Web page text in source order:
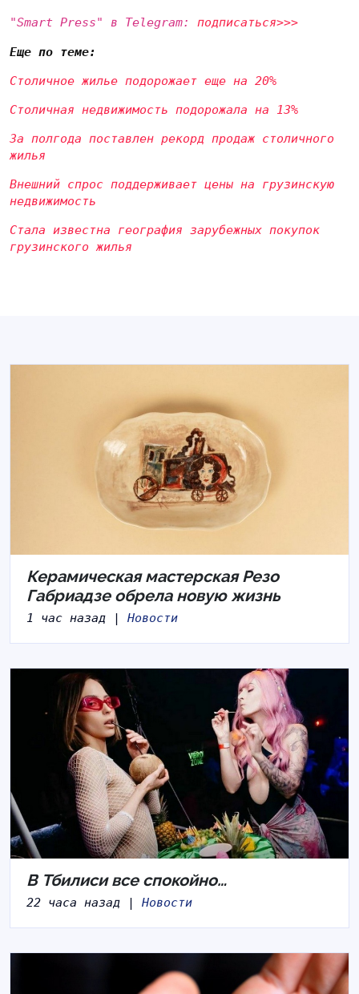
"Smart Press" в Telegram: подписаться>>>
Еще по теме:
Столичное жилье подорожает еще на 20%
Столичная недвижимость подорожала на 13%
За полгода поставлен рекорд продаж столичного
жилья
Внешний спрос поддерживает цены на грузинскую
недвижимость
Стала известна география зарубежных покупок
грузинского жилья
Керамическая мастерская Резо
Габриадзе обрела новую жизнь
1 час назад | Новости
В Тбилиси все спокойно…
22 часа назад | Новости